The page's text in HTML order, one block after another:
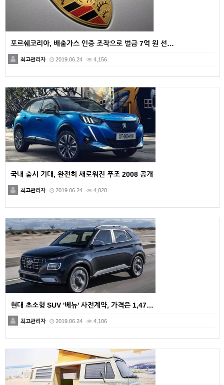
포르쉐코리아, 배출가스 인증 조작으로 벌금 7억 원 선…
최고관리자 2019.06.24 4,156
국내 출시 기대, 완전히 새로워진 푸조 2008 공개
최고관리자 2019.06.24 4,028
현대 초소형 SUV '베뉴' 사전계약, 가격은 1,47…
최고관리자 2019.06.24 4,106